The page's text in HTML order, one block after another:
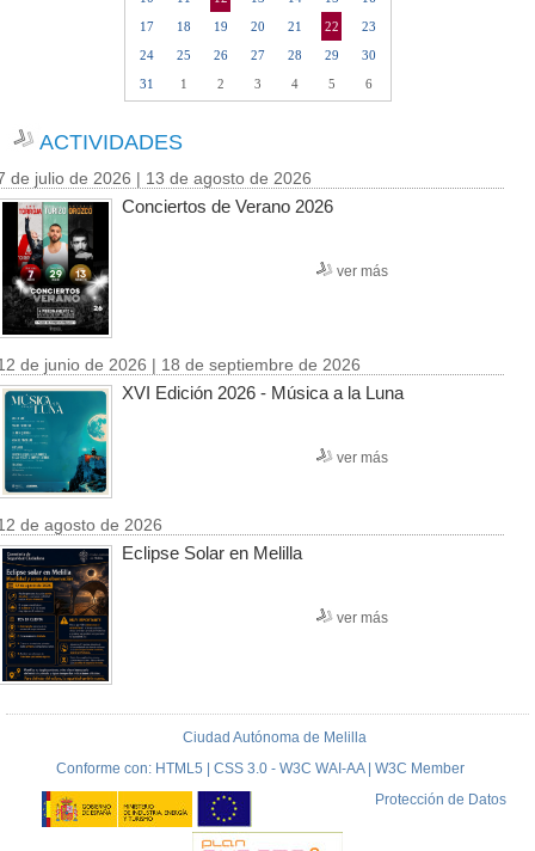
17
18 19 20 21 22
23
24
25 26 27 28 29
30
31
1 2 3 4 5 6
ACTIVIDADES
de julio de 2026 | 13 de agosto de 2026
Conciertos de Verano 2026
ver más
de junio de 2026 | 18 de septiembre de 2026
XVI Edición 2026 - Música a la Luna
ver más
de agosto de 2026
Eclipse Solar en Melilla
ver más
Ciudad Autónoma de Melilla
Conforme con: HTML5 | CSS 3.0 - W3C WAI-AA | W3C Member
Protección de Datos